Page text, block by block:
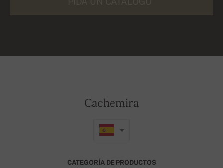
Cachemira
CATEGORÍA DE PRODUCTOS